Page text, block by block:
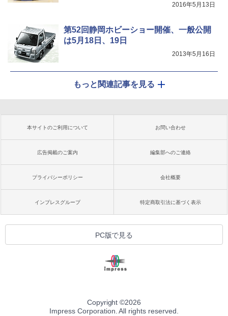
2016年5月13日
第52回静岡ホビーショー開催、一般公開
は5月18日、19日
2013年5月16日
もっと関連記事を見る
本サイトのご利用について お問い合わせ
広告掲載のご案内 編集部へのご連絡
プライバシーポリシー 会社概要
インプレスグループ 特定商取引法に基づく表示
PC版で見る
Copyright ©2026
Impress Corporation. All rights reserved.